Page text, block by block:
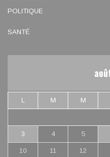
POLITIQUE
SANTÉ
L M M
3 4 5
10 11 12